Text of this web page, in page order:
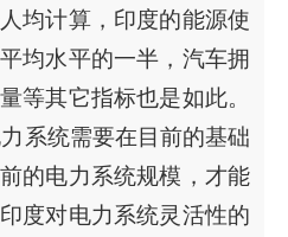
均计算，印度的能源使
均水平的一半，汽车拥
等其它指标也是如此。
系统需要在目前的基础
的电力系统规模，才能
度对电力系统灵活性的